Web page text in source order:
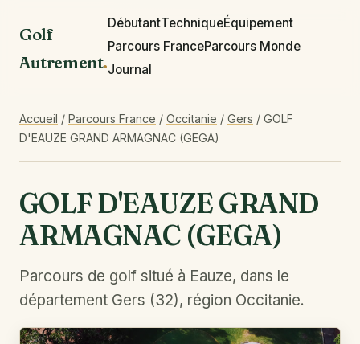
Golf
Autrement.
DébutantTechniqueÉquipement
Parcours FranceParcours Monde
Journal
Accueil / Parcours France / Occitanie / Gers / GOLF
D'EAUZE GRAND ARMAGNAC (GEGA)
GOLF D'EAUZE GRAND
ARMAGNAC (GEGA)
Parcours de golf situé à Eauze, dans le
département Gers (32), région Occitanie.